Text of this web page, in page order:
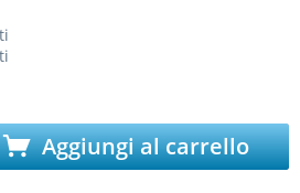
Aggiungi al carrello